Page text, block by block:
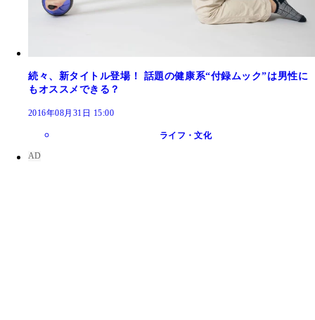
続々、新タイトル登場！ 話題の健康系“付録ムック”は男性に
もオススメできる？
2016年08月31日 15:00
ライフ・文化